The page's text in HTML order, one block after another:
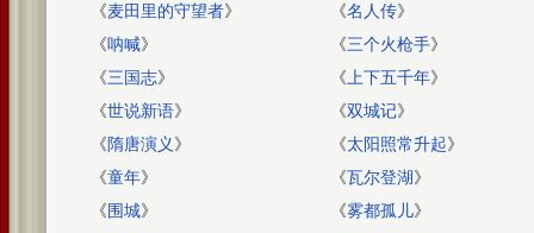
《麦田里的守望者》 《名人传》
《呐喊》 《三个火枪手》
《三国志》 《 上下五千年》
《世说新语》 《双城记》
《隋唐演义》 《太阳照常升起》
《童年》 《瓦尔登湖》
《围城》 《雾都孤儿》